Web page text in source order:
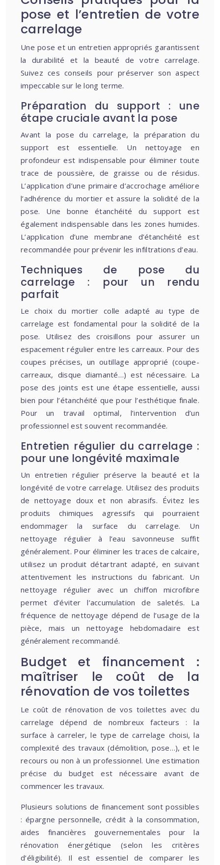
pose et l’entretien de votre
carrelage
Une pose et un entretien appropriés garantissent
la durabilité et la beauté de votre carrelage.
Suivez ces conseils pour préserver son aspect
impeccable sur le long terme.
Préparation du support : une
étape cruciale avant la pose
Avant la pose du carrelage, la préparation du
support est essentielle. Un nettoyage en
profondeur est indispensable pour éliminer toute
trace de poussière, de graisse ou de résidus.
L’application d’une primaire d’accrochage améliore
l’adhérence du mortier et assure la solidité de la
pose. Une bonne étanchéité du support est
également indispensable dans les zones humides.
L’application d’une membrane d’étanchéité est
recommandée pour prévenir les infiltrations d’eau.
Techniques de pose du
carrelage : pour un rendu
parfait
Le choix du mortier colle adapté au type de
carrelage est fondamental pour la solidité de la
pose. Utilisez des croisillons pour assurer un
espacement régulier entre les carreaux. Pour des
coupes précises, un outillage approprié (coupe-
carreaux, disque diamanté…) est nécessaire. La
pose des joints est une étape essentielle, aussi
bien pour l’étanchéité que pour l’esthétique finale.
Pour un travail optimal, l’intervention d’un
professionnel est souvent recommandée.
Entretien régulier du carrelage :
pour une longévité maximale
Un entretien régulier préserve la beauté et la
longévité de votre carrelage. Utilisez des produits
de nettoyage doux et non abrasifs. Évitez les
produits chimiques agressifs qui pourraient
endommager la surface du carrelage. Un
nettoyage régulier à l’eau savonneuse suffit
généralement. Pour éliminer les traces de calcaire,
utilisez un produit détartrant adapté, en suivant
attentivement les instructions du fabricant. Un
nettoyage régulier avec un chiffon microfibre
permet d’éviter l’accumulation de saletés. La
fréquence de nettoyage dépend de l’usage de la
pièce, mais un nettoyage hebdomadaire est
généralement recommandé.
Budget et financement :
maîtriser le coût de la
rénovation de vos toilettes
Le coût de rénovation de vos toilettes avec du
carrelage dépend de nombreux facteurs : la
surface à carreler, le type de carrelage choisi, la
complexité des travaux (démolition, pose…), et le
recours ou non à un professionnel. Une estimation
précise du budget est nécessaire avant de
commencer les travaux.
Plusieurs solutions de financement sont possibles
: épargne personnelle, crédit à la consommation,
aides financières gouvernementales pour la
rénovation énergétique (selon les critères
d’éligibilité). Il est essentiel de comparer les